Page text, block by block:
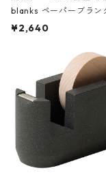
blanks ペーパーブラン
ハードカバー 罫線 ヴァ
¥2,640